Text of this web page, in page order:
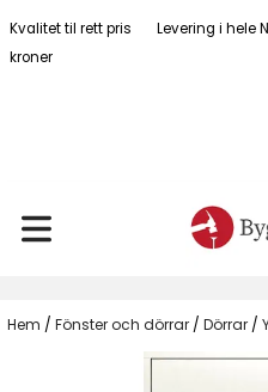
Hoppa till innehåll
Kvalitet til rett pris Levering i hele
kroner
Hem / Fönster och dörrar / Dörrar /